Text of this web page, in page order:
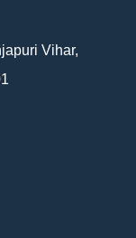
Vihar,